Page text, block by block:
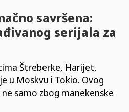
savršena:
serijala za
Štreberke, Harijet,
u Moskvu i Tokio. Ovog
samo zbog manekenske